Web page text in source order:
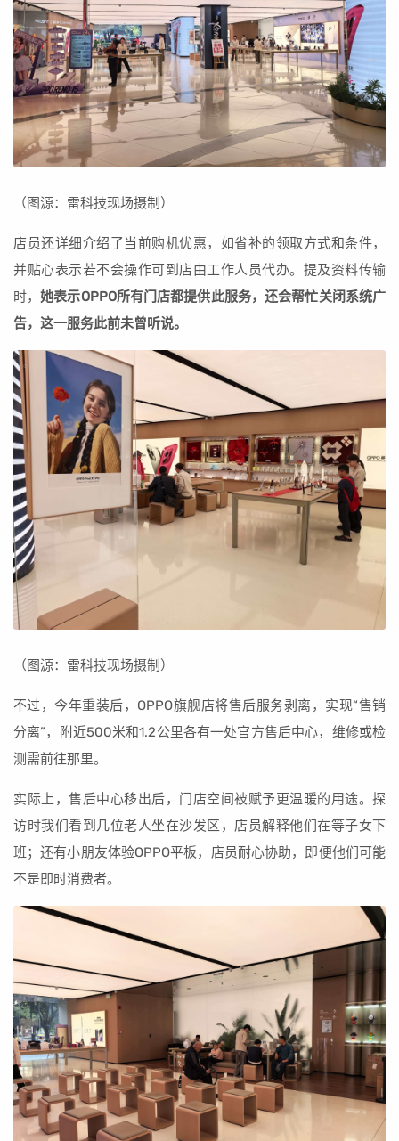
（图源：雷科技现场摄制）
店员还详细介绍了当前购机优惠，如省补的领取方式和条件，
并贴心表示若不会操作可到店由工作人员代办。提及资料传输
时，她表示OPPO所有门店都提供此服务，还会帮忙关闭系统广
告，这一服务此前未曾听说。
（图源：雷科技现场摄制）
不过，今年重装后，OPPO旗舰店将售后服务剥离，实现“售销
分离”，附近500米和1.2公里各有一处官方售后中心，维修或检
测需前往那里。
实际上，售后中心移出后，门店空间被赋予更温暖的用途。探
访时我们看到几位老人坐在沙发区，店员解释他们在等子女下
班；还有小朋友体验OPPO平板，店员耐心协助，即便他们可能
不是即时消费者。